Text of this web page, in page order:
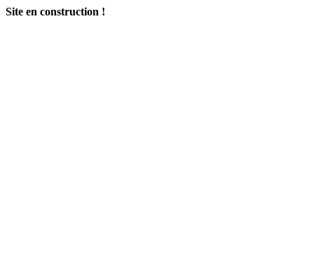
Site en construction !